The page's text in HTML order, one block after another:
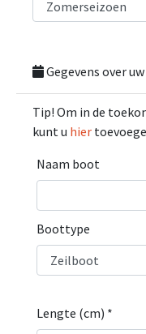
Gegevens over
Tip! Om in de
kunt u hier
Naam boot
Boottype
Lengte (cm) *